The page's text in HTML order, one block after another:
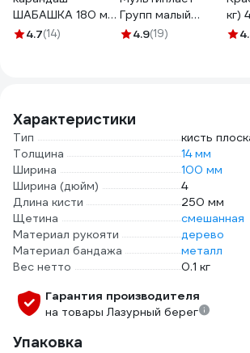
ШАБАШКА 180 мм,
набор 12 шт 146-
4.7(14)
Групп малый
20х20см МП (50)
4.9(19)
кг)
Характеристики
Тип
кисть
Толщина
14 мм
Ширина
100 мм
Ширина (дюйм)
4
Длина кисти
250 мм
Щетина
смешанная
Материал рукояти
дерево
Материал бандажа
металл
Вес нетто
0.1 кг
Гарантия производителя
на товары Лазурный берег
Упаковка